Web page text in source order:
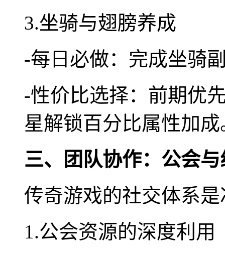
3.坐骑与翅膀养成
-每日必做：完成坐骑
-性价比选择：前期优
星解锁百分比属性加成
三、团队协作：公会
传奇游戏的社交体系
1.公会资源的深度利用